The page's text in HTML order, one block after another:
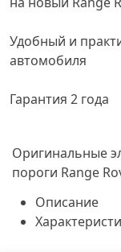
Удобный и
автомобиля
Гарантия 2 года
Оригинальные
пороги Range
Описание